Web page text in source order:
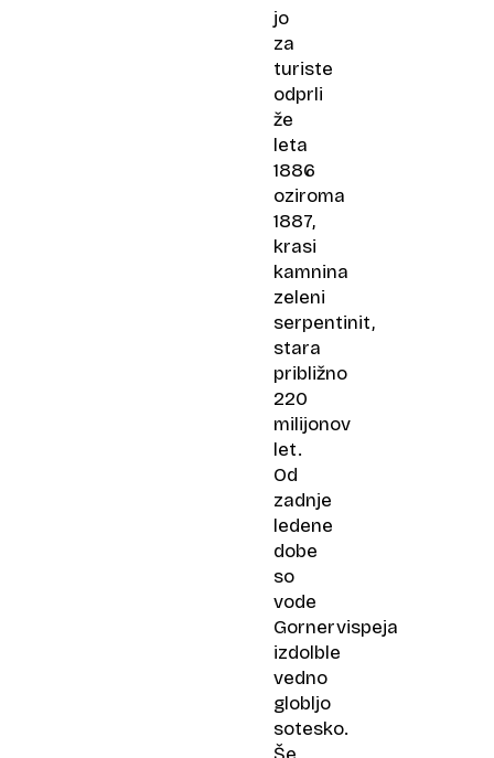
jo
za
turiste
odprli
že
leta
1886
oziroma
1887,
krasi
kamnina
zeleni
serpentinit,
stara
približno
220
milijonov
let.
Od
zadnje
ledene
dobe
so
vode
Gornervispeja
izdolble
vedno
globljo
sotesko.